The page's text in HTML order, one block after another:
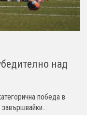
над
победа в